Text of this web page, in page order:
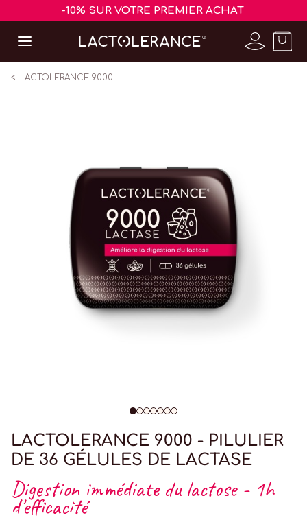
-10% SUR VOTRE PREMIER ACHAT
LACTOLERANCE 9000
LACTOLERANCE 9000 - PILULIER
DE 36 GÉLULES DE LACTASE
Digestion immédiate du lactose - 1h
d'efficacité